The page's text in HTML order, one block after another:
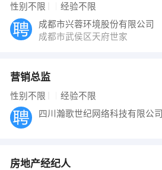
性别不限 经验不限
成都市兴蓉环境股份有限公司
成都市武侯区天府世家
营销总监
性别不限 经验不限
四川瀚歌世纪网络科技有限公司
房地产经纪人